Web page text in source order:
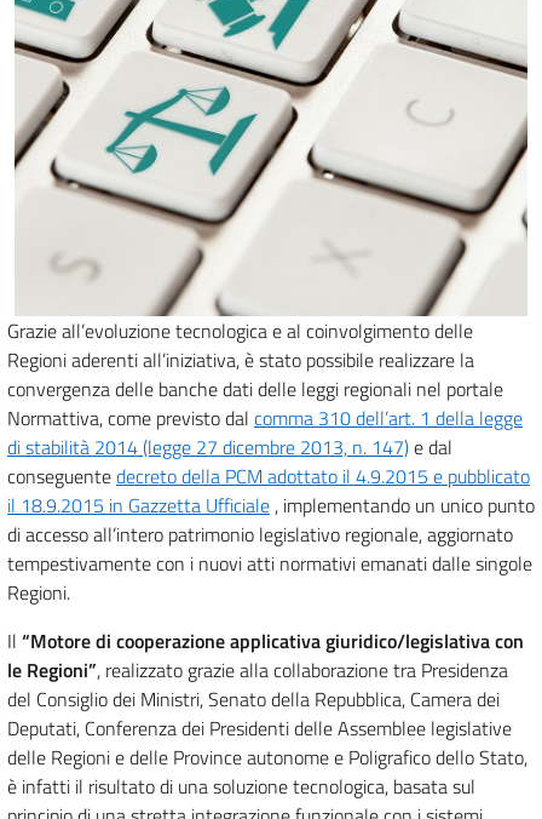
Grazie all’evoluzione tecnologica e al coinvolgimento delle
Regioni aderenti all’iniziativa, è stato possibile realizzare la
convergenza delle banche dati delle leggi regionali nel portale
Normattiva, come previsto dal comma 310 dell’art. 1 della legge
di stabilità 2014 (legge 27 dicembre 2013, n. 147)e dal
conseguentedecreto della PCM adottato il 4.9.2015 e pubblicato
il 18.9.2015 in Gazzetta Ufficiale , implementando un unico punto
di accesso all’intero patrimonio legislativo regionale, aggiornato
tempestivamente con i nuovi atti normativi emanati dalle singole
Regioni.
Il “Motore di cooperazione applicativa giuridico/legislativa con
le Regioni”, realizzato grazie alla collaborazione tra Presidenza
del Consiglio dei Ministri, Senato della Repubblica, Camera dei
Deputati, Conferenza dei Presidenti delle Assemblee legislative
delle Regioni e delle Province autonome e Poligrafico dello Stato,
è infatti il risultato di una soluzione tecnologica, basata sul